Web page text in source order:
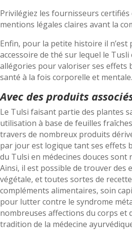
Privilégiez les fournisseurs
mentions légales claires avant la
Enfin, pour la petite histoire il n’est
accessoire de thé sur lequel le
allégories pour valoriser ses effets
santé à la fois corporelle et mentale.
Avec des produits
Le Tulsi faisant partie des plantes
utilisation à base de feuilles
travers de nombreux produits
par jour est logique tant ses effets
du Tulsi en médecines douces sont
Ainsi, il est possible de trouver des
végétale, et toutes sortes de
compléments alimentaires, soin
pour lutter contre le syndrome
nombreuses affections du corps et
tradition de la médecine